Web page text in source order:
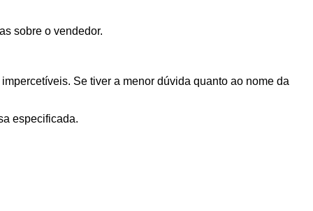
sobre o vendedor.
Se tiver a menor dúvida quanto ao nome da
especificada.